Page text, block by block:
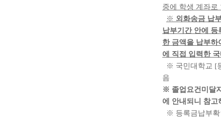
중에 학생 계좌로
※ 외화송금 납
납부기간 안에
한 금액을 납부하
에 직접 입력한
※ 국민대학교 [
음
※ 졸업요건미달
에 안내되니 참
※ 등록금납부